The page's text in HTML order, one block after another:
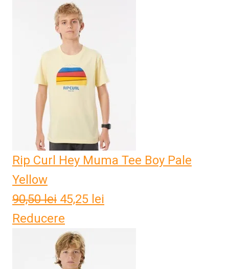
a
fost:
80,33 lei.
Rip Curl Hey Muma Tee Boy Pale
Yellow
90,50lei Prețul
inițial
a
fost:
45,25 lei
Reducere